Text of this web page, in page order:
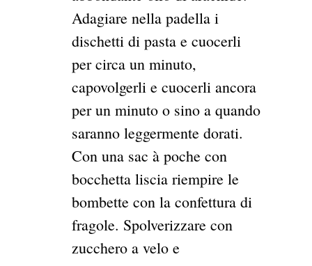
Adagiare nella padella i
dischetti di pasta e cuocerli
per circa un minuto,
capovolgerli e cuocerli ancora
per un minuto o sino a quando
saranno leggermente dorati.
Con una sac à poche con
bocchetta liscia riempire le
bombette con la confettura di
fragole. Spolverizzare con
zucchero a velo e